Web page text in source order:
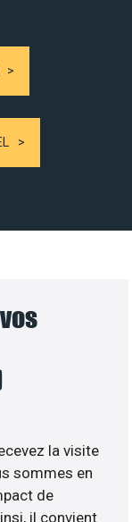
la visite
sommes en
de
il convient